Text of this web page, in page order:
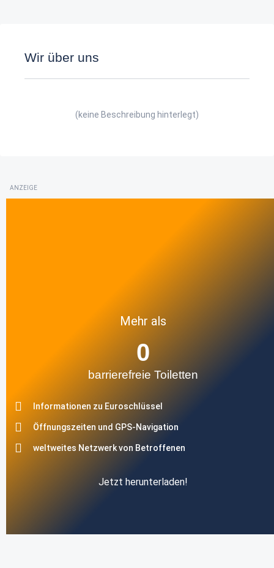
Wir über uns
(keine Beschreibung hinterlegt)
ANZEIGE
Mehr als
barrierefreie Toiletten
0
Informationen zu Euroschlüssel
Öffnungszeiten und GPS-Navigation
weltweites Netzwerk von Betroffenen
Jetzt herunterladen!